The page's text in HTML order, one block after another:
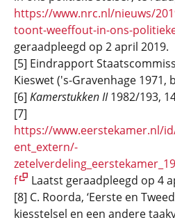
https://www.nrc.nl/nieuws/
toont-weeffout-in-ons-
geraadpleegd op 2 april 2019.
[5] Eindrapport
Kieswet ('s-Gravenhage 1971,
[6] Kamerstukken II1982/193,
[7]
https://www.eerstekamer.nl/
ent_extern/­
f
Laatst geraadpleegd op 4
[8] C. Roorda, ‘Eerste en
kiesstelsel en een andere